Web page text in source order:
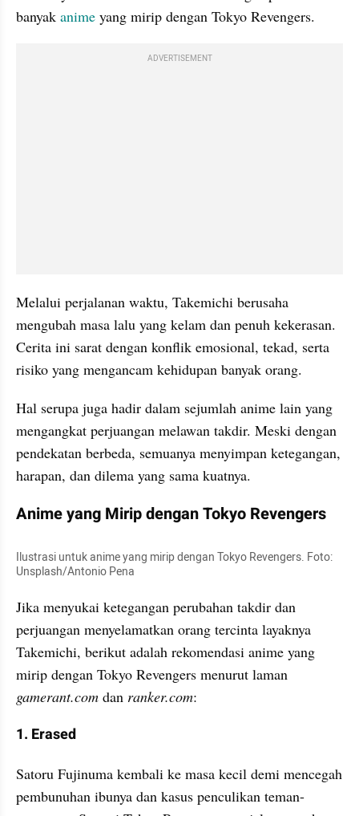
banyak anime yang mirip dengan Tokyo Revengers.
ADVERTISEMENT
Melalui perjalanan waktu, Takemichi berusaha
mengubah masa lalu yang kelam dan penuh kekerasan.
Cerita ini sarat dengan konflik emosional, tekad, serta
risiko yang mengancam kehidupan banyak orang.
Hal serupa juga hadir dalam sejumlah anime lain yang
mengangkat perjuangan melawan takdir. Meski dengan
pendekatan berbeda, semuanya menyimpan ketegangan,
harapan, dan dilema yang sama kuatnya.
Anime yang Mirip dengan Tokyo Revengers
Ilustrasi untuk anime yang mirip dengan Tokyo Revengers. Foto:
Unsplash/Antonio Pena
Jika menyukai ketegangan perubahan takdir dan
perjuangan menyelamatkan orang tercinta layaknya
Takemichi, berikut adalah rekomendasi anime yang
mirip dengan
gamerant.com dan ranker.com:
1. Erased
Satoru Fujinuma kembali ke masa kecil demi mencegah
pembunuhan ibunya dan kasus penculikan teman-